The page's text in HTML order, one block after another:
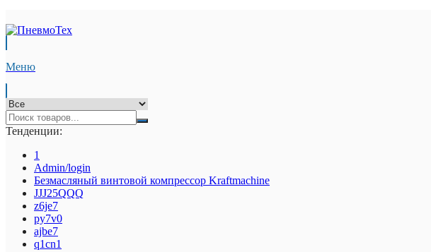
Меню
Тенденции:
1
Admin/login
Безмасляный винтовой компрессор Kraftmaсhine
JJJ25QQQ
z6je7
py7v0
ajbe7
q1cn1